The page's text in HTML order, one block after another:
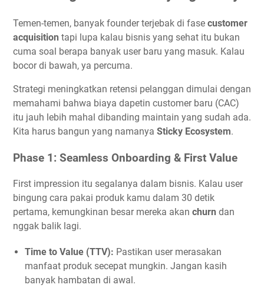
Temen-temen, banyak founder terjebak di fase customer
acquisition tapi lupa kalau bisnis yang sehat itu bukan
cuma soal berapa banyak user baru yang masuk. Kalau
bocor di bawah, ya percuma.
Strategi meningkatkan retensi pelanggan dimulai dengan
memahami bahwa biaya dapetin customer baru (CAC)
itu jauh lebih mahal dibanding maintain yang sudah ada.
Kita harus bangun yang namanya Sticky Ecosystem.
Phase 1: Seamless Onboarding & First Value
First impression itu segalanya dalam bisnis. Kalau user
bingung cara pakai produk kamu dalam 30 detik
pertama, kemungkinan besar mereka akan churn dan
nggak balik lagi.
Time to Value (TTV): Pastikan user merasakan
manfaat produk secepat mungkin. Jangan kasih
banyak hambatan di awal.